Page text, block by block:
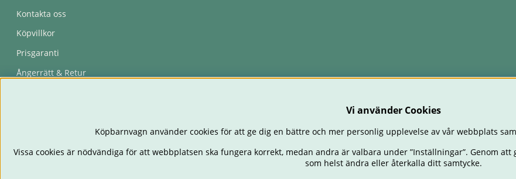
Kontakta oss
Köpvillkor
Prisgaranti
Ångerrätt & Retur
Vi använder Cookies
Köpbarnvagn använder cookies för att ge dig en bättre och mer personlig upplevelse av vår webbplats
Vissa cookies är nödvändiga för att webbplatsen ska fungera korrekt, medan andra är valbara under ”Inställningar”. Genom
som helst ändra eller återkalla ditt samtycke.